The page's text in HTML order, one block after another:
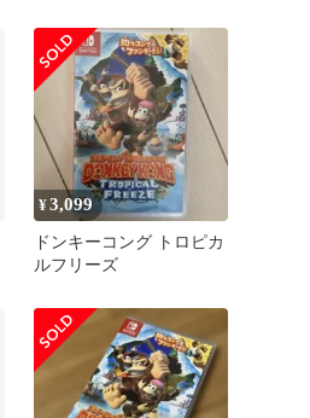
¥3,099
ドンキーコング トロピカ
ルフリーズ